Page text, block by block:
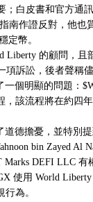
；白皮書和官方
南作證反對，他
定幣。
Liberty 的顧問，
項訴訟，後者聲
個明顯的問題：
，該流程將在約四
道德擔憂，並特別
bin Zayed
DEFI LLC 有
使用 World
為。